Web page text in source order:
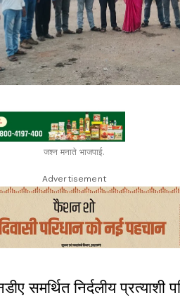
जश्न मनाते भाजपाई.
Advertisement
समर्थित निर्दलीय प्रत्याशी